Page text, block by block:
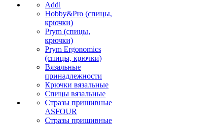
Addi
Hobby&Pro (спицы,
крючки)
Prym (спицы,
крючки)
Prym Ergonomics
(спицы, крючки)
Вязальные
принадлежности
Крючки вязальные
Спицы вязальные
Стразы пришивные
ASFOUR
Стразы пришивные